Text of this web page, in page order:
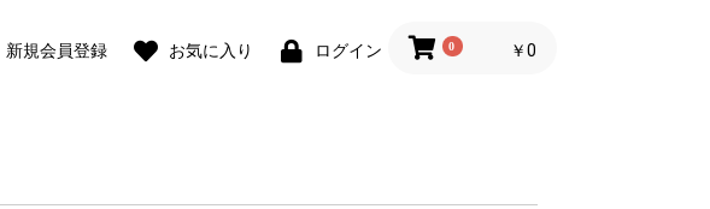
新規会員登録 お気に入り ログイン 0 ￥0